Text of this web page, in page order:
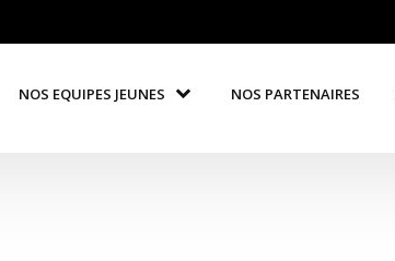
NOS EQUIPES JEUNES NOS PARTENAIRES